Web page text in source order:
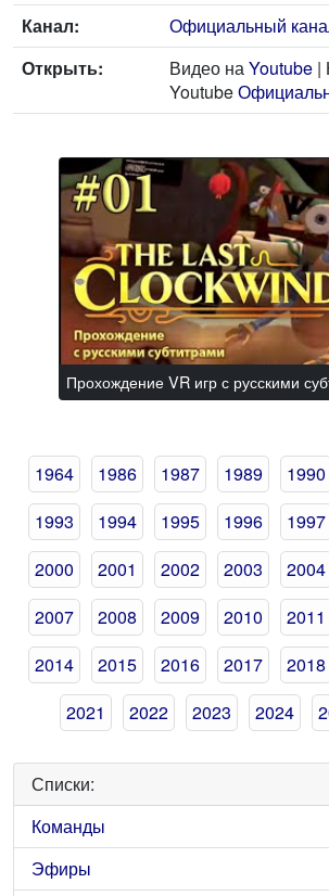
Канал:
Официальный
Открыть:
Видео наYoutube |
Youtube
Прохождение VR игр с русскими
1964 1986 1987 1989 1990
1993
1994 1995 1996 1997
2000
2001 2002 2003 2004
2007
2008 2009 2010 2011
2014
2015 2016 2017 2018
2021
2022 2023 2024
Списки:
Команды
Эфиры